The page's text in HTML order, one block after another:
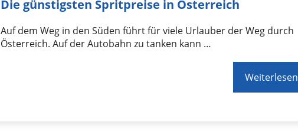
Die günstigsten Spritpreise in Österreich
Auf dem Weg in den Süden führt für viele Urlauber der Weg durch
Österreich. Auf der Autobahn zu tanken kann …
Weiterlesen